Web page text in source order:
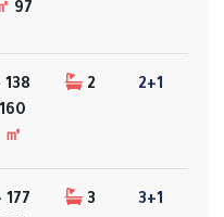
97
2+1
2
160
㎡
3+1
3
-